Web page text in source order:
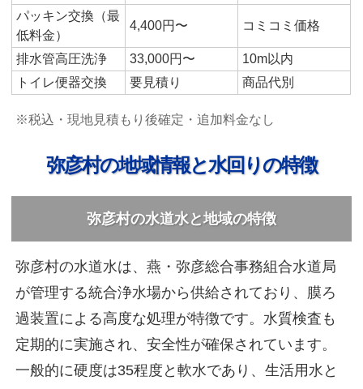
パッキン交換（最
低料金）
4,400円〜 コミコミ価格
排水管高圧洗浄 33,000円〜
10m以内
トイレ便器交換
要見積り 商品代別
※税込・現地見積もり後確定・追加料金なし
弥彦村の地域情報と水回りの特徴
弥彦村の水道水と地域の特徴
弥彦村の水道水は、燕・弥彦総合事務組合水道局
が管理する統合浄水場から供給されており、膜ろ
過装置による高度な処理が特徴です。水質検査も
定期的に実施され、安全性が確保されています。
一般的に硬度は35程度と軟水であり、生活用水と